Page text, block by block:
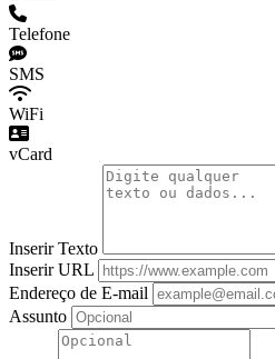
Telefone
SMS
WiFi
vCard
Inserir Texto
Inserir URL
Endereço de E-mail
Assunto